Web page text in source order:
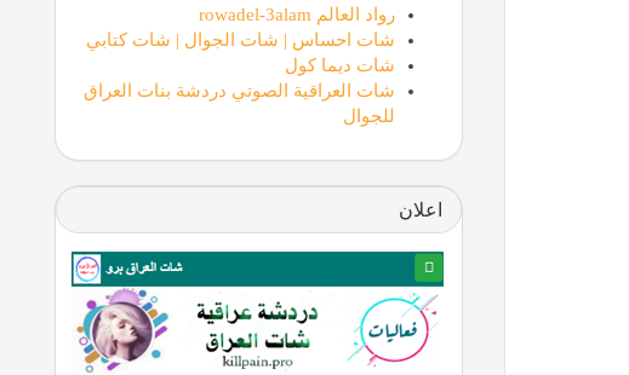
رواد العالم rowadel-3alam
شات احساس | شات الجوال | شات كتابي
شات ديما كول
شات العراقية الصوتي دردشة بنات العراق
للجوال
اعلان